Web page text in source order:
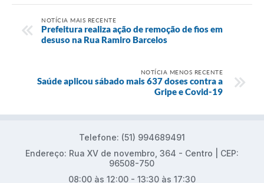
NOTÍCIA MAIS RECENTE
Prefeitura realiza ação de remoção de fios em
desuso na Rua Ramiro Barcelos
NOTÍCIA MENOS RECENTE
Saúde aplicou sábado mais 637 doses contra a
Gripe e Covid-19
Telefone: (51) 994689491
Endereço: Rua XV de novembro, 364 - Centro | CEP:
96508-750
08:00 às 12:00 - 13:30 às 17:30